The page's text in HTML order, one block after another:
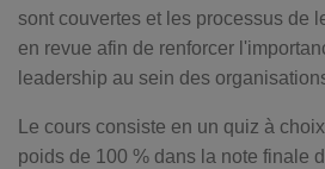
sont couvertes et les processus de
en revue afin de renforcer
leadership au sein des
Le cours consiste en un quiz à
poids de 100 % dans la note finale